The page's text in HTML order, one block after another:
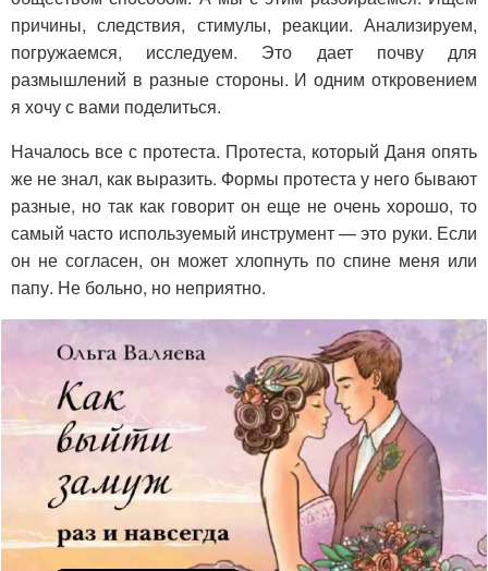
причины, следствия, стимулы, реакции. Анализируем,
погружаемся, исследуем. Это дает почву для
размышлений в разные стороны. И одним откровением
я хочу с вами поделиться.
Началось все с протеста. Протеста, который Даня опять
же не знал, как выразить. Формы протеста у него бывают
разные, но так как говорит он еще не очень хорошо, то
самый часто используемый инструмент — это руки. Если
он не согласен, он может хлопнуть по спине меня или
папу. Не больно, но неприятно.